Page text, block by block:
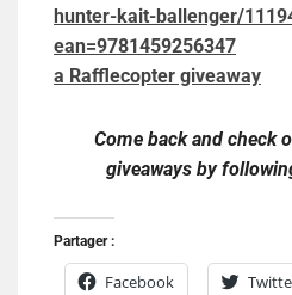
hunter-kait-ballenger/
ean=9781459256347
a Rafflecopter giveaway
Come back and check
giveaways by
Partager :
Facebook